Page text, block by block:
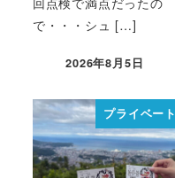
で・・・シュ […]
2026年8月5日
プライベート